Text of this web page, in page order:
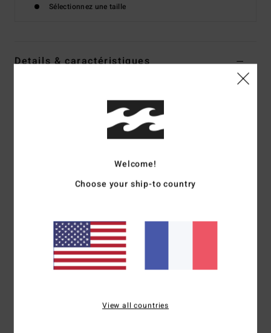
Sélectionnez une taille
Details & caractéristiques
Code couleur
matière viscose
longueur midi
Plaque en métal logotée
Composition[Matière principale] 100% Viscose
Traçabilité du produit (Loi Agec)
Welcome!
Choose your ship-to country
View all countries